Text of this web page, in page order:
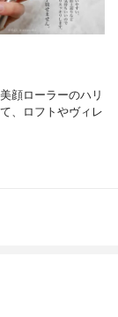
顔ローラーのハリ
、ロフトやヴィレ